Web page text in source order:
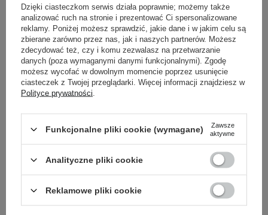
charakterystyczny zapach
rozpuszczalny w wodzie, alkoholu i glikolach
Powrót do Cosipedii
Pokaż więcej wpisów z
Newsletter Cosibella
Pielęgnacyjne checklisty, eksperckie porady,
beauty nowości - prosto na maila!
Dzięki ciasteczkom serwis działa poprawnie; możemy także
analizować ruch na stronie i prezentować Ci spersonalizowane
reklamy. Poniżej możesz sprawdzić, jakie dane i w jakim celu są
zbierane zarówno przez nas, jak i naszych partnerów. Możesz
zdecydować też, czy i komu zezwalasz na przetwarzanie
danych (poza wymaganymi danymi funkcjonalnymi). Zgodę
możesz wycofać w dowolnym momencie poprzez usunięcie
ciasteczek z Twojej przeglądarki. Więcej informacji znajdziesz w
Polityce prywatności
Funkcjonalne pliki cookie (wymagane)
Zawsze
aktywne
Analityczne pliki cookie
Reklamowe pliki cookie